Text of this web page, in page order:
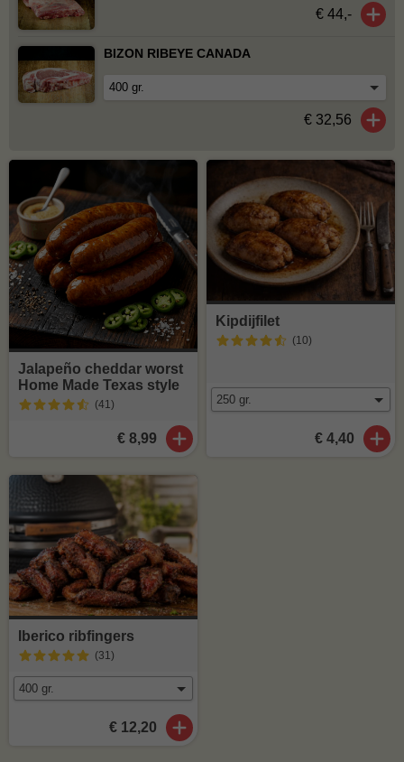
€ 44,-
BIZON RIBEYE CANADA
€ 32,56
Jalapeño cheddar worst
Home Made Texas style
(41 )
€ 8,99
Kipdijfilet
(10)
€ 4,40
Iberico ribfingers
(31)
€ 12,20